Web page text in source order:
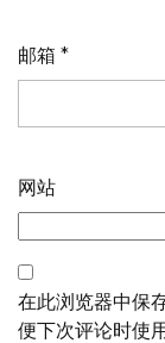
邮箱 *
网站
在此浏览器中保
便下次评论时使用